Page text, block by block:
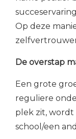
Op deze
De overstap
Een grote
reguliere
plek zit, wordt
school/een